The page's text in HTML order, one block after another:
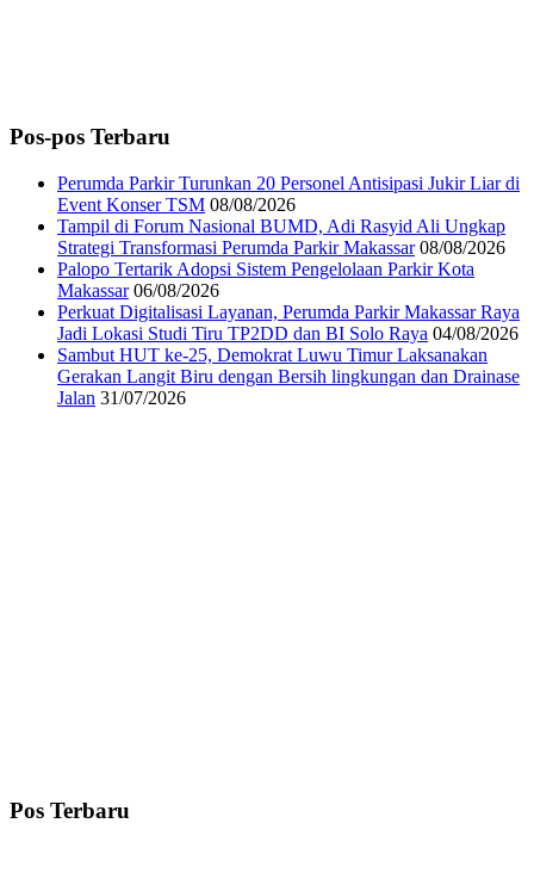
Pos-pos Terbaru
Perumda Parkir Turunkan 20 Personel Antisipasi Jukir Liar di
Event Konser TSM 08/08/2026
Tampil di Forum Nasional BUMD, Adi Rasyid Ali Ungkap
Strategi Transformasi Perumda Parkir Makassar 08/08/2026
Palopo Tertarik Adopsi Sistem Pengelolaan Parkir Kota
Makassar 06/08/2026
Perkuat Digitalisasi Layanan, Perumda Parkir Makassar Raya
Jadi Lokasi Studi Tiru TP2DD dan BI Solo Raya 04/08/2026
Sambut HUT ke-25, Demokrat Luwu Timur Laksanakan
Gerakan Langit Biru dengan Bersih lingkungan dan Drainase
Jalan 31/07/2026
Pos Terbaru